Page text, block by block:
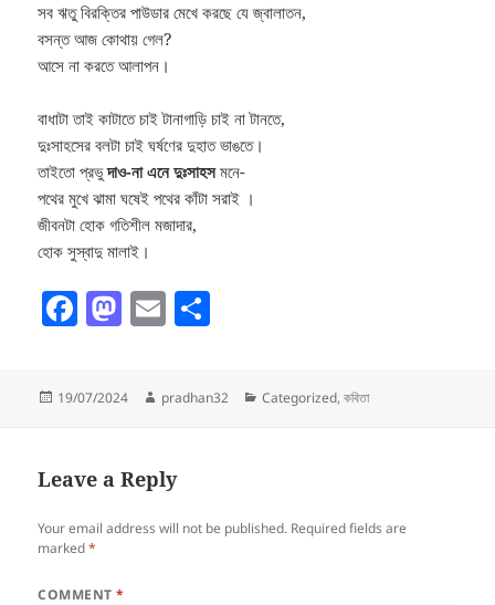
সব ঋতু বিরক্তির পাউডার মেখে করছে যে জ্বালাতন,
বসন্ত আজ কোথায় গেল?
আসে না করতে আলাপন।
বাধাটা তাই কাটাতে চাই টানাগাড়ি চাই না টানতে,
দুঃসাহসের বলটা চাই ঘর্ষণের দুহাত ভাঙতে।
তাইতো প্রভুদাও-না এনে দুঃসাহসমনে-
পথের মুখে ঝামা ঘষেই পথের কাঁটা সরাই ।
জীবনটা হোক গতিশীল মজাদার,
হোক সুস্বাদু মালাই।
F
e
o
o
k
M
to
d
n
E
ai
l re
Posted
19/07/2024 Author
pradhan32 Categories
Categorized,কবিতা
Leave a Reply
Your email address will not be published. Required fields are
marked*
COMMENT*